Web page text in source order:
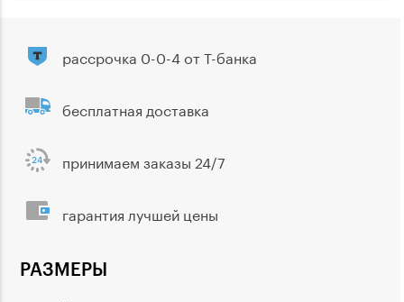
РАЗМЕРЫ
рассрочка 0-0-4 от Т-банка
бесплатная доставка
принимаем заказы 24/7
гарантия лучшей цены